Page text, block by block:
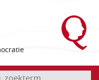
zoekterm